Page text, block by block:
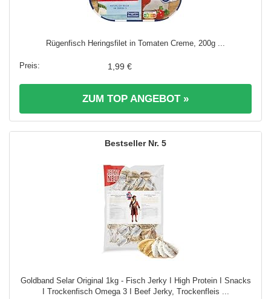
Rügenfisch Heringsfilet in Tomaten Creme, 200g ...
1,99 €
ZUM TOP ANGEBOT »
5
Goldband Selar Original 1kg - Fisch Jerky I High Protein I Snacks
I Trockenfisch Omega 3 I Beef Jerky, Trockenfleis ...